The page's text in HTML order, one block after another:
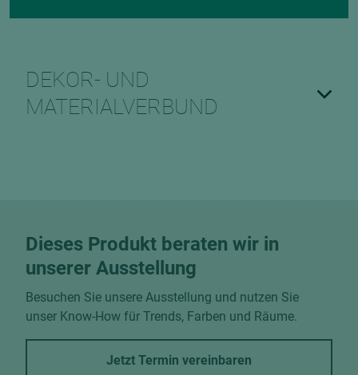
DEKOR- UND
MATERIALVERBUND
Dieses Produkt beraten wir in
unserer Ausstellung
Besuchen Sie unsere Ausstellung und nutzen Sie
unser Know-How für Trends, Farben und Räume.
Jetzt Termin vereinbaren